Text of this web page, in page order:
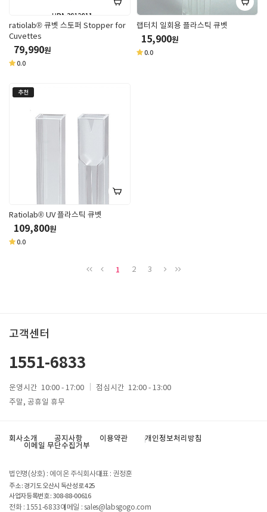
ratiolab® 큐벳 스토퍼 Stopper for
Cuvettes
79,990원
0.0
랩터치 일회용 플라스틱 큐벳
15,900원
0.0
추천
Ratiolab® UV 플라스틱 큐벳
109,800원
0.0
1 2 3
고객센터
1551-6833
운영시간 10:00 - 17:00 점심시간 12:00 - 13:00
주말, 공휴일 휴무
회사소개 공지사항 이용약관
개인정보처리방침
이메일 무단수집거부
법인명(상호) : 에이온 주식회사대표 : 권정훈
주소 : 경기도 오산시 독산성로 425
사업자등록번호 : 308-88-00616
전화 : 1551-6833이메일 : sales@labsgogo.com